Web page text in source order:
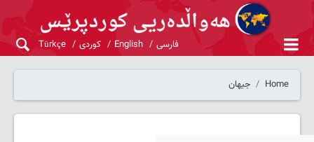
فارسی English کوردی Türkçe
Home جیهان